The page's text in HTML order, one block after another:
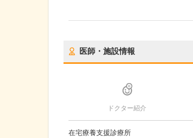
医師・施設情報
ドクター紹介
在宅療養支援診療所